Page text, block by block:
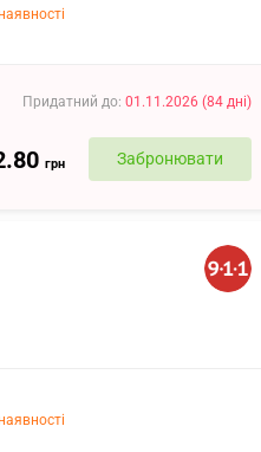
Придатний до: 01.11.2026 (84 дні)
грн Забронювати